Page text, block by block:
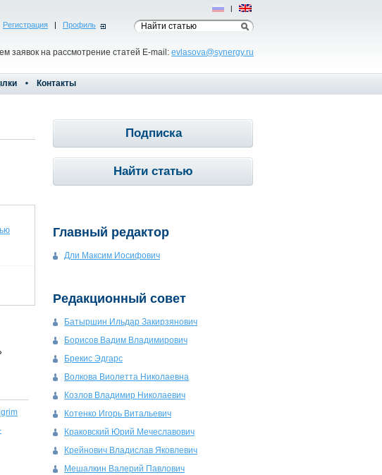
Регистрация | Профиль
заявок на рассмотрение статей E-mail: evlasova@synergy.ru
Рус | Eng
Контакты
Подписка
Найти статью
Главный редактор
Дли Максим Иосифович
Редакционный совет
Батыршин Ильдар Закирзянович
Борисов Вадим Владимирович
Брекис Эдгарс
Волкова Виолетта Николаевна
Козлов Владимир Николаевич
Котенко Игорь Витальевич
Краковский Юрий Мечеславович
Крейнович Владислав Яковлевич
Мешалкин Валерий Павлович